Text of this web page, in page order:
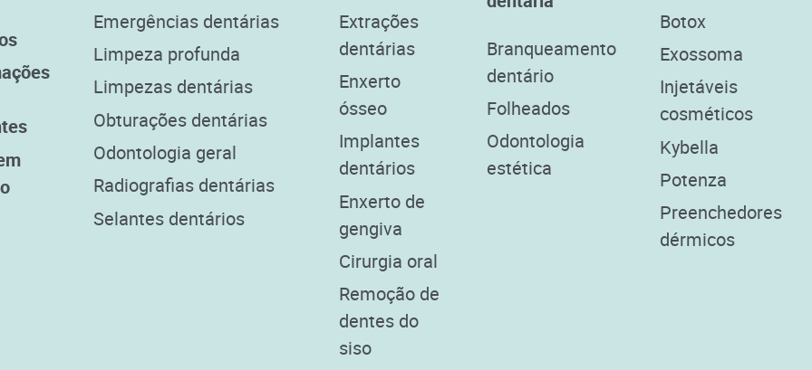
Emergências dentárias
Limpeza profunda
Limpezas dentárias
Obturações dentárias
Odontologia geral
Radiografias dentárias
Selantes dentários
Extrações
dentárias
Enxerto
ósseo
Implantes
dentários
Enxerto de
gengiva
Cirurgia oral
Remoção de
dentes do
siso
Branqueamento
dentário
Folheados
Odontologia
estética
Botox
Exossoma
Injetáveis
cosméticos
Kybella
Potenza
Preenchedores
dérmicos